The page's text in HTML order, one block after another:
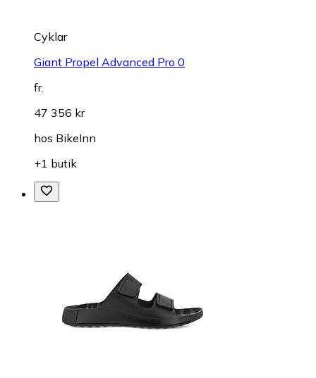
Cyklar
Giant Propel Advanced Pro 0
fr.
47 356 kr
hos BikeInn
+1 butik